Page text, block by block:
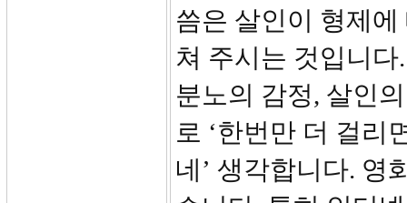
씀은 살인이 형제
쳐 주시는 것입니
분노의 감정, 살인
로 ‘한번만 더 걸리
네’ 생각합니다. 영